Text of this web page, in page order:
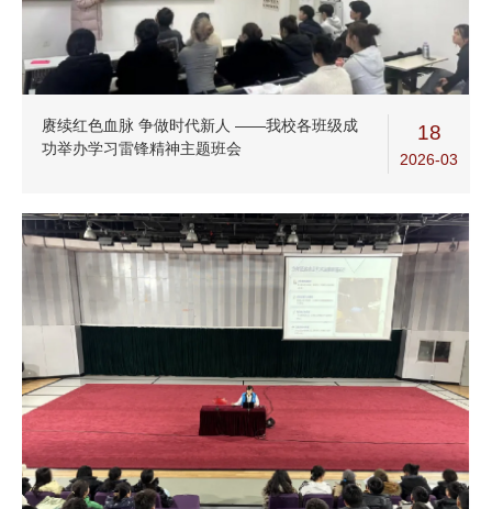
赓续红色血脉 争做时代新人 ——我校各班级成
功举办学习雷锋精神主题班会
18
2026-03